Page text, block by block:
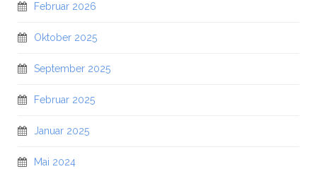
Februar 2026
Oktober 2025
September 2025
Februar 2025
Januar 2025
Mai 2024